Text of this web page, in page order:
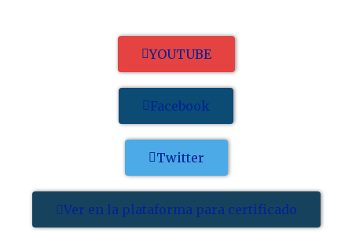
YOUTUBE
Facebook
Twitter
Ver en la plataforma para certificado